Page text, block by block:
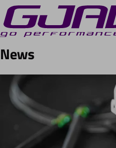
News